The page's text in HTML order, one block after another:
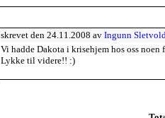
skrevet den 24.11.2008 av Ingunn
Vi hadde Dakota i krisehjem hos oss noen
Lykke til videre!! :)